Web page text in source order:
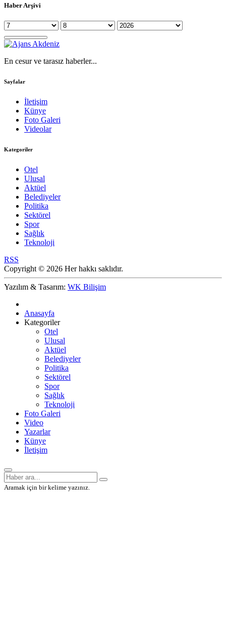
Haber Arşivi
En cesur ve tarasız haberler...
Sayfalar
İletişim
Künye
Foto Galeri
Videolar
Kategoriler
Otel
Ulusal
Aktüel
Belediyeler
Politika
Sektörel
Spor
Sağlık
Teknoloji
RSS
Copyright © 2026 Her hakkı saklıdır.
Yazılım & Tasarım: WK Bilişim
Anasayfa
Kategoriler
Otel
Ulusal
Aktüel
Belediyeler
Politika
Sektörel
Spor
Sağlık
Teknoloji
Foto Galeri
Video
Yazarlar
Künye
İletişim
Aramak için bir kelime yazınız.